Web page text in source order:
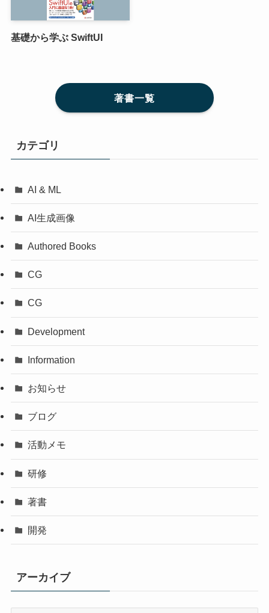
基礎から学ぶ SwiftUI
著書一覧
カテゴリ
AI & ML
AI生成画像
Authored Books
CG
CG
Development
Information
お知らせ
ブログ
活動メモ
研修
著書
開発
アーカイブ